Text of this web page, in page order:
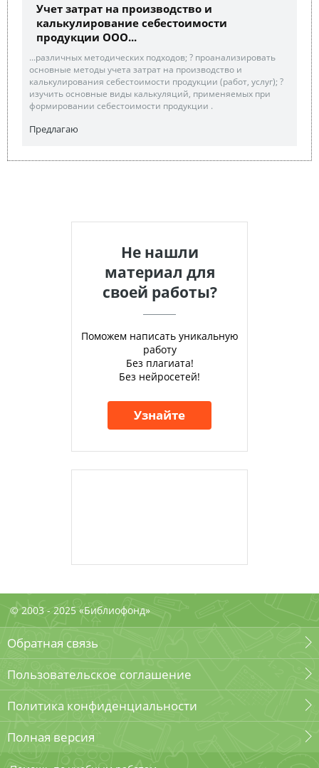
Учет затрат на производство и
калькулирование себестоимости
продукции ООО...
...различных методических подходов; ? проанализировать
основные методы учета затрат на производство и
калькулирования себестоимости продукции (работ, услуг); ?
изучить основные виды калькуляций, применяемых при
формировании себестоимости продукции .
Предлагаю
Не нашли
материал для
своей работы?
Поможем написать уникальную
работу
Без плагиата!
Без нейросетей!
Узнайте
© 2003 - 2025 «Библиофонд»
Обратная связь
Пользовательское соглашение
Политика конфиденциальности
Полная версия